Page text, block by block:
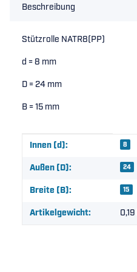
Beschreibung
Stützrolle NATR8(PP)
d = 8 mm
D = 24 mm
B = 15 mm
Produkteigenschaft
Wert
Innen (d): 8
Außen (D): 24
Breite (B): 15
Artikelgewicht: 0,19